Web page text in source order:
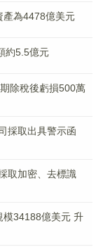
產為4478億美元
約5.5億元
除稅後虧損500萬
採取出具警示函
取加密、去標識
模34188億美元 升